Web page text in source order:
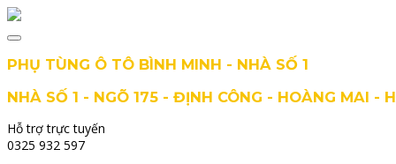
PHỤ TÙNG Ô TÔ BÌNH MINH - NHÀ SỐ 1
NHÀ SỐ 1 - NGÕ 175 - ĐỊNH CÔNG - HOÀNG MAI -
Hỗ trợ trực tuyến
0325 932 597